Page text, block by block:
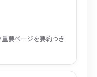
要ページを要約つき